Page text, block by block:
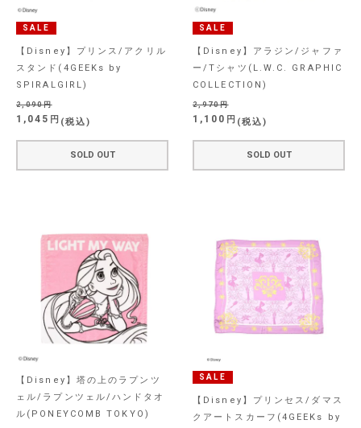
SALE
【Disney】プリンス/アクリル
スタンド(4GEEKs by
SPIRALGIRL)
2,090
1,045 税込
SOLD OUT
SALE
【Disney】アラジン/ジャファ
ー/Tシャツ(L.W.C. GRAPHIC
COLLECTION)
2,970
1,100 税込
SOLD OUT
【Disney】塔の上のラプンツ
ェル/ラプンツェル/ハンドタオ
ル(PONEYCOMB TOKYO)
SALE
【Disney】プリンセス/ダマス
クアートスカーフ(4GEEKs by